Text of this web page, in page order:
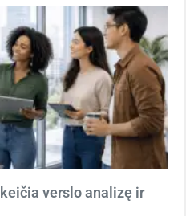
verslo analizę ir